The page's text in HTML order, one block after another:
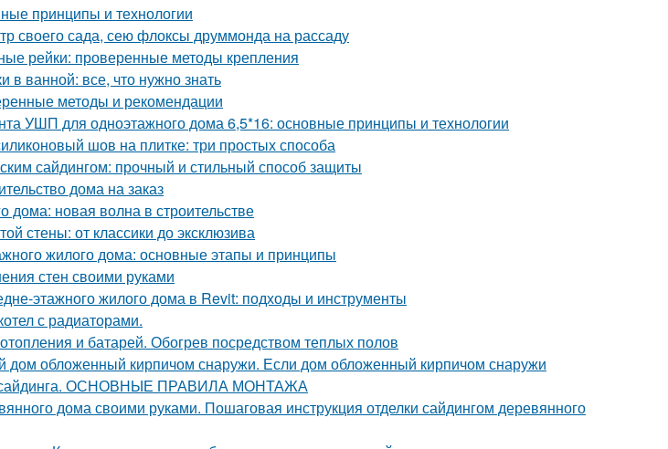
принципы и технологии
своего сада, сею флоксы друммонда на рассаду
рейки: проверенные методы крепления
в ванной: все, что нужно знать
методы и рекомендации
УШП для одноэтажного дома 6,5*16: основные принципы и технологии
шов на плитке: три простых способа
сайдингом: прочный и стильный способ защиты
дома на заказ
дома: новая волна в строительстве
стены: от классики до эксклюзива
жилого дома: основные этапы и принципы
стен своими руками
этажного жилого дома в Revit: подходы и инструменты
с радиаторами.
и батарей. Обогрев посредством теплых полов
дом обложенный кирпичом снаружи. Если дом обложенный кирпичом снаружи
сайдинга. ОСНОВНЫЕ ПРАВИЛА МОНТАЖА
дома своими руками. Пошаговая инструкция отделки сайдингом деревянного